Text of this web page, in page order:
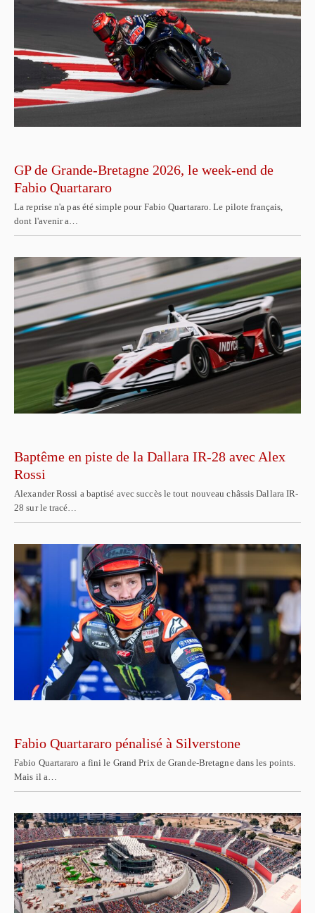
GP de Grande-Bretagne 2026, le week-end de
Fabio Quartararo
La reprise n'a pas été simple pour Fabio Quartararo. Le pilote français,
dont l'avenir a…
Baptême en piste de la Dallara IR-28 avec Alex
Rossi
Alexander Rossi a baptisé avec succès le tout nouveau châssis Dallara IR-
28 sur le tracé…
Fabio Quartararo pénalisé à Silverstone
Fabio Quartararo a fini le Grand Prix de Grande-Bretagne dans les points.
Mais il a…